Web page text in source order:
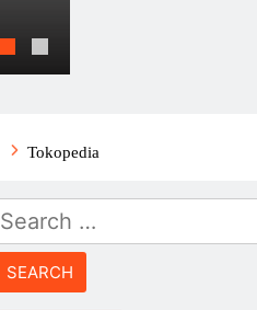
Tokopedia
Search